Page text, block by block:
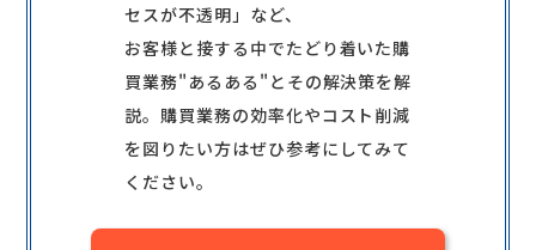
セスが不透明」など、
お客様と接する中でたどり着いた購
買業務"あるある"とその解決策を解
説。購買業務の効率化やコスト削減
を図りたい方はぜひ参考にしてみて
ください。